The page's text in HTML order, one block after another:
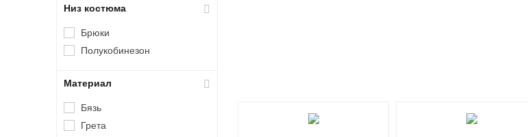
Низ костюма
Брюки
Полукобинезон
Материал
Бязь
Грета